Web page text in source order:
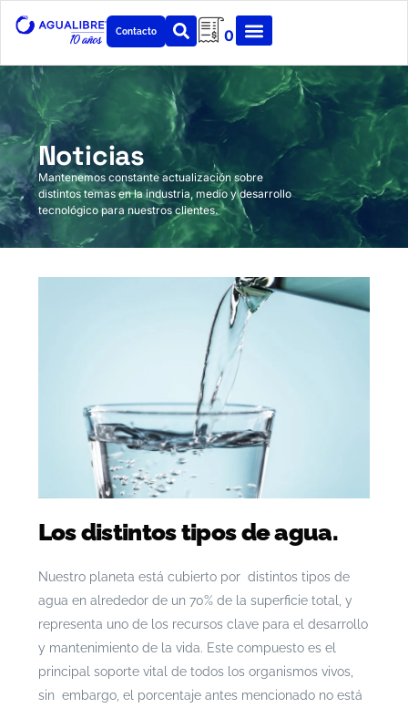
Contacto 0
Noticias
Mantenemos constante actualización sobre
distintos temas en la industria, medio y desarrollo
tecnológico para nuestros clientes.
Los distintos tipos de agua.
Nuestro planeta está cubierto por distintos tipos de
agua en alrededor de un 70% de la superficie total, y
representa uno de los recursos clave para el desarrollo
y mantenimiento de la vida. Este compuesto es el
principal soporte vital de todos los organismos vivos,
sin embargo, el porcentaje antes mencionado no está